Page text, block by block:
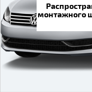
монтажного